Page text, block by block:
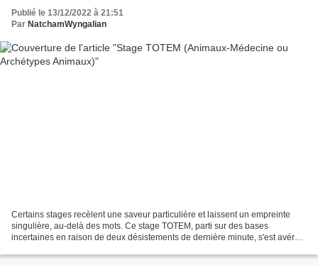
Publié le 13/12/2022 à 21:51
Par NatchamWyngalian
Certains stages recèlent une saveur particulière et laissent un empreinte
singulière, au-delà des mots. Ce stage TOTEM, parti sur des bases
incertaines en raison de deux désistements de dernière minute, s'est avéré